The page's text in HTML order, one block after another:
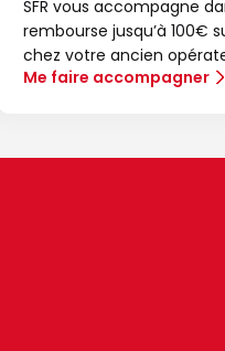
SFR vous accompagne
rembourse jusqu’à 100€
chez votre ancien
Me faire accompagner